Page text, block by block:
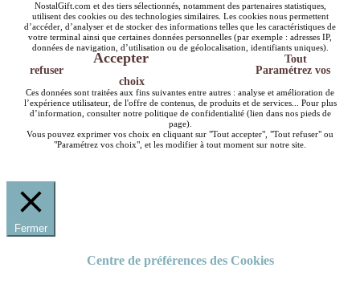
NostalGift.com et des tiers sélectionnés, notamment des partenaires statistiques,
utilisent des cookies ou des technologies similaires. Les cookies nous permettent
d’accéder, d’analyser et de stocker des informations telles que les caractéristiques de
votre terminal ainsi que certaines données personnelles (par exemple : adresses IP,
données de navigation, d’utilisation ou de géolocalisation, identifiants uniques).
Accepter
Tout
refuser
Paramétrez vos
choix
Ces données sont traitées aux fins suivantes entre autres : analyse et amélioration de
l’expérience utilisateur, de l'offre de contenus, de produits et de services... Pour plus
d’information, consulter notre politique de confidentialité (lien dans nos pieds de
page).
Vous pouvez exprimer vos choix en cliquant sur "Tout accepter", "Tout refuser" ou
"Paramétrez vos choix", et les modifier à tout moment sur notre site.
Fermer
Centre de préférences des Cookies